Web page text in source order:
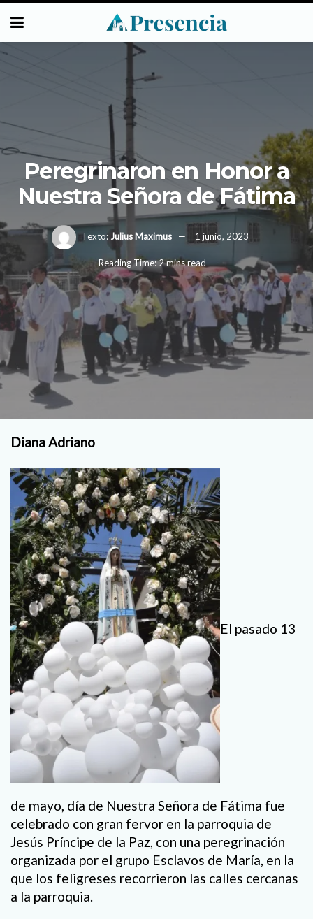
Peregrinaron en Honor a
Nuestra Señora de Fátima
Texto: Julius Maximus 1 junio, 2023
Reading Time: 2 mins read
Diana Adriano
El pasado 13
de mayo, día de Nuestra Señora de Fátima fue
celebrado con gran fervor en la parroquia de
Jesús Príncipe de la Paz, con una peregrinación
organizada por el grupo Esclavos de María, en la
que los feligreses recorrieron las calles cercanas
a la parroquia.